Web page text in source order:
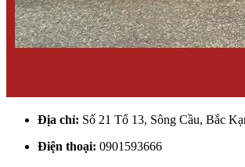
Địa chỉ: Số 21 Tổ 13, Sông Cầu, Bắc
Điện thoại: 0901593666